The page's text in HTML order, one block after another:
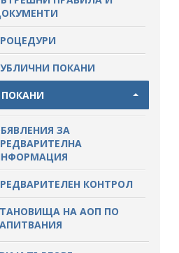
НА ОФЕРТИ С ОБЯВИ
КОНСУЛТАЦИИ
НА АОП
ЗА ПРЕДВАРИТЕЛНА
ПОКАНИ
ПОКАНИ
ЗА
КОНТРОЛ
НА АОП ПО